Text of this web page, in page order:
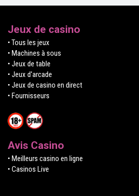
Jeux de casino
• Tous les jeux
• Machines à sous
• Jeux de table
• Jeux d'arcade
• Jeux de casino en direct
• Fournisseurs
Avis Casino
• Meilleurs casino en ligne
• Casinos Live